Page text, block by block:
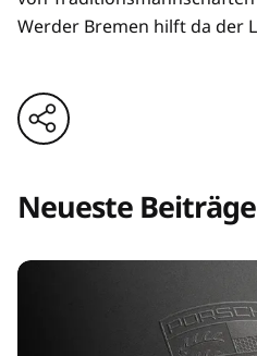
Werder Bremen hilft da der
Neueste Beiträge